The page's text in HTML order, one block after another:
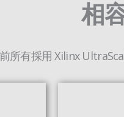
相
所有採用 Xilinx